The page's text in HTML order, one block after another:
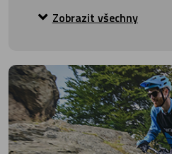
Zobrazit všechny